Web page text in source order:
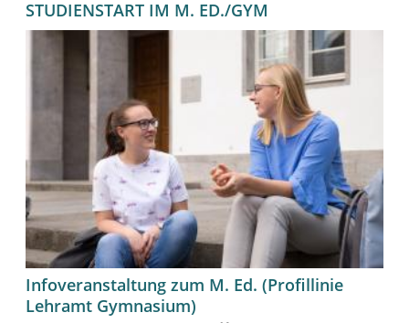
STUDIENSTART IM M. ED./GYM
Infoveranstaltung zum M. Ed. (Profillinie
Lehramt Gymnasium)